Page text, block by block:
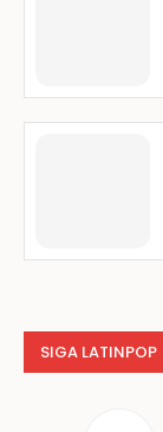
SIGA LATINPOP